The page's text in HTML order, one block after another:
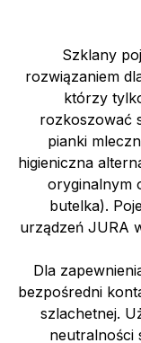
Szklany
rozwiązaniem
którzy
rozkoszować
pianki
higieniczna
oryginalnym
butelka).
urządzeń JURA
Dla
bezpośredni
szlachetnej.
neutralności